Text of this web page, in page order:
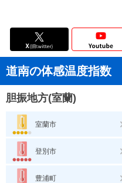
道南の体感温度指数
胆振地方(室蘭)
室蘭市
登別市
豊浦町